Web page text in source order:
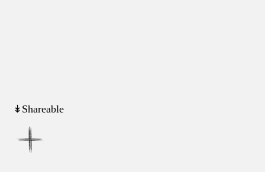
↡Shareable